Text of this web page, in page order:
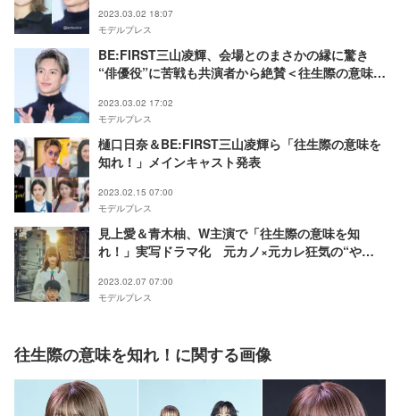
2023.03.02 18:07
モデルプレス
BE:FIRST三山凌輝、会場とのまさかの縁に驚き
“俳優役”に苦戦も共演者から絶賛＜往生際の意味を
2023.03.02 17:02
モデルプレス
樋口日奈＆BE:FIRST三山凌輝ら「往生際の意味を
知れ！」メインキャスト発表
2023.02.15 07:00
モデルプレス
見上愛＆青木柚、W主演で「往生際の意味を知
れ！」実写ドラマ化 元カノ×元カレ狂気の“やり
2023.02.07 07:00
モデルプレス
往生際の意味を知れ！に関する画像